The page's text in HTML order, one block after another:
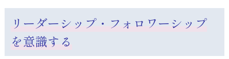
リーダーシップ・フォロワーシップ
を意識する